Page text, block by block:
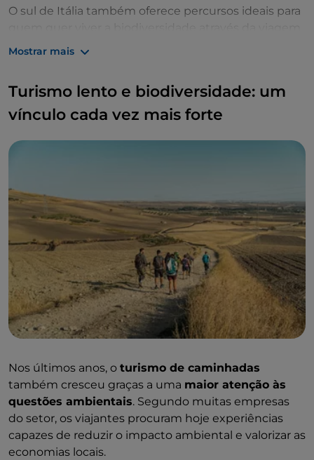
O sul de Itália também oferece percursos ideais para
lenta. Na
Sicília
outro lado, os caminhos rurais, incluindo aVia
Francigena na Apúlia, entreolivais centenários e
delicado equilíbrio entre o homem e o ambiente.
o período das
agrícolas
, ocasiões em que o património natural se
entrelaça com o património gastronómico e cultural.
Mostrar mais
Turismo lento e biodiversidade: um
vínculo cada vez mais forte
Nos últimos anos, o turismo de caminhadas
também cresceu graças a uma maior atenção às
questões ambientais. Segundo muitas empresas
do setor, os viajantes procuram hoje experiências
capazes de reduzir o impacto ambiental e valorizar as
economias locais.